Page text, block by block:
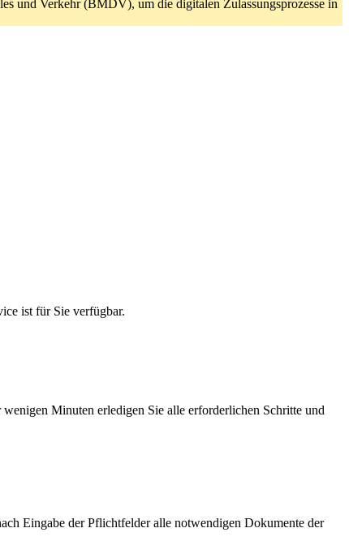
und Verkehr (BMDV), um die digitalen Zulassungsprozesse in
ist für Sie verfügbar.
Minuten erledigen Sie alle erforderlichen Schritte und
Eingabe der Pflichtfelder alle notwendigen Dokumente der